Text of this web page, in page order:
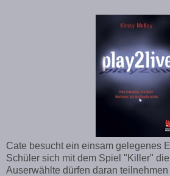
Cate besucht ein einsam gelegenes
Schüler sich mit dem Spiel "Killer"
Auserwählte dürfen daran